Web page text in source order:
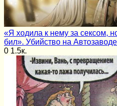
«Я ходила к нему за сексом,
бил». Убийство на
0 1.5к.